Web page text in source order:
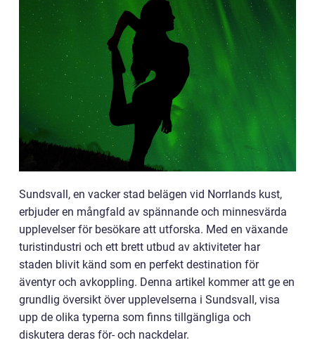
Sundsvall, en vacker stad belägen vid Norrlands kust,
erbjuder en mångfald av spännande och minnesvärda
upplevelser för besökare att utforska. Med en växande
turistindustri och ett brett utbud av aktiviteter har
staden blivit känd som en perfekt destination för
äventyr och avkoppling. Denna artikel kommer att ge en
grundlig översikt över upplevelserna i Sundsvall, visa
upp de olika typerna som finns tillgängliga och
diskutera deras för- och nackdelar.